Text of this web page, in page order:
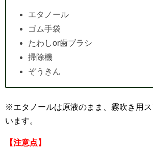
エタノール
ゴム手袋
たわしor歯ブラシ
掃除機
ぞうきん
※エタノールは原液のまま、霧吹き用
います。
【注意点】